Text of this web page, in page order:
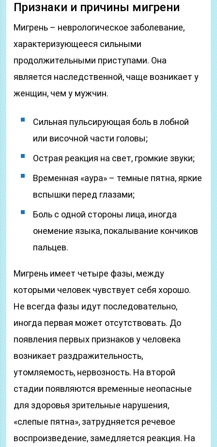
Признаки и причины мигрени
Мигрень – неврологическое заболевание,
характеризующееся сильными
продолжительными приступами. Она
является наследственной, чаще возникает у
женщин, чем у мужчин.
Сильная пульсирующая боль в лобной
или височной части головы;
Острая реакция на свет, громкие звуки;
Временная «аура» – темные пятна, яркие
вспышки перед глазами;
Боль с одной стороны лица, иногда
онемение языка, покалывание кончиков
пальцев.
Мигрень имеет четыре фазы, между
которыми человек чувствует себя хорошо.
Не всегда фазы идут последовательно,
иногда первая может отсутствовать. До
появления первых признаков у человека
возникает раздражительность,
утомляемость, нервозность. На второй
стадии появляются временные неопасные
для здоровья зрительные нарушения,
«слепые пятна», затрудняется речевое
воспроизведение, замедляется реакция. На